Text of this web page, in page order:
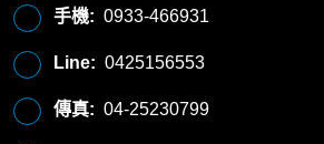
手機: 0933-466931
Line: 0425156553
傳真: 04-25230799